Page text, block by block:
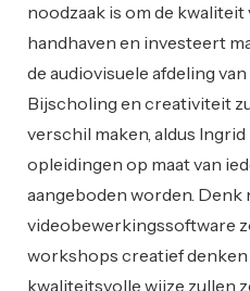
noodzaak is om de
handhaven en investeert
de audiovisuele afdeling
Bijscholing en creativiteit
verschil maken, aldus
opleidingen op maat van
aangeboden worden. Denk
videobewerkingssoftware
workshops creatief denken
kwaliteitsvolle wijze zullen